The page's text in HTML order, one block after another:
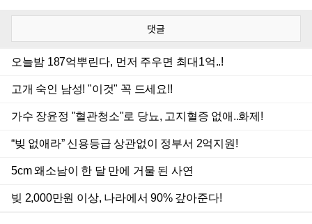
댓글